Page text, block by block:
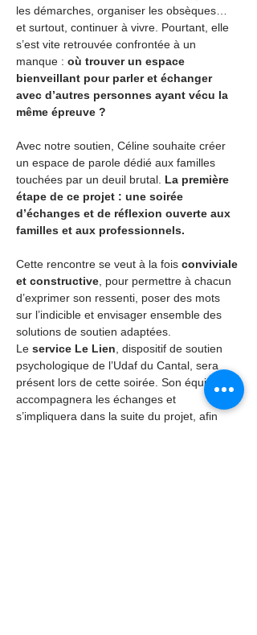
les démarches, organiser les obsèques…
et surtout, continuer à vivre. Pourtant, elle
s’est vite retrouvée confrontée à un
manque : où trouver un espace
bienveillant pour parler et échanger
avec d’autres personnes ayant vécu la
même épreuve ?
Avec notre soutien, Céline souhaite créer
un espace de parole dédié aux familles
touchées par un deuil brutal. La première
étape de ce projet : une soirée
d’échanges et de réflexion ouverte aux
familles et aux professionnels.
Cette rencontre se veut à la fois conviviale
et constructive , pour permettre à chacun
d’exprimer son ressenti, poser des mots
sur l’indicible et envisager ensemble des
solutions de soutien adaptées.
Le service Le Lien , dispositif de soutien
psychologique de l’Udaf du Cantal, sera
présent lors de cette soirée. Son équipe
accompagnera les échanges et
s’impliquera dans la suite du projet, afin